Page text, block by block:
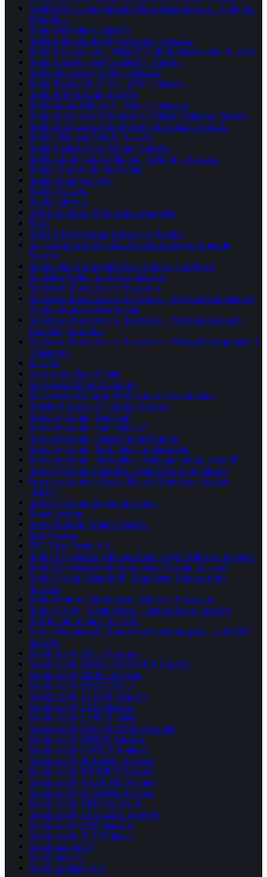
SIMPLEX Licencjonowane Biuro Rachunkowe – Łodej P. i
Wspólnicy
Sklep Bieliźniany, Staszów
Sklep Jubilerski Krystyna Łoboda, Staszów
Sklep Kosmetyczny „Wispol”, Galeria Staszowska, Staszów
Sklep Maraska Justyna Zaleśna, Staszów
Sklep Odzieżowy VINCI, Staszów
Sklep Przemysłowy S.C. „KM”, Staszów
Sklep PSB Mrówka Staszów
Sklep Samoobsługowy „Helena”, Staszów
Sklep Spożywczo-Przemysłowy Maria Olejarska, Staszów
Sklep Spożywczo-Przemysłowy Na Łąkach Staszów
Sklep z Bielizną Halpol, Staszów
Sklep Zielarski Dary Natury, Staszów
Sklep zoologiczno-wędkarski „u Magdy” Staszów
Sklepy i hurtownie budowlane
Sklepy motoryzacyjne
Sklepy Staszów
Służba zdrowia
SPAR Szydłów, P. W. Emilia Zarzycka
Sport
SPZOZ Przychodnia Zdrowia w Połańcu
Stacja Kontroli Pojazdów Trucker Grzegorz Stondzik
Staszów
Stajnia Nad Strumykiem Ewa Subocz, Korytnica
Stanisław Siatka, internista, Staszów
Starostwo Powiatowe w Staszowie
Starostwo Powiatowe w Staszowie – Wydział Administracji
Architektoniczno-Budowlanej
Starostwo Powiatowe w Staszowie – Wydział Geodezji i
Ewidencji Gruntów
Starostwo Powiatowe w Staszowie – Wydział Komunikacji i
Transportu
Staszów
Staszowska Buła Kebab
Staszowski Ośrodek Kultury
Staszowskie Centrum Medyczne w Koniemłotach
Stoisko Firmowe 4F Spokey Staszów
Stowarzyszenie „Buczyna”
Stowarzyszenie „Nad Ciekącą”
Stowarzyszenie „Nasza Gmina Bogoria”
Stowarzyszenie „Pro Civitas” w Staszowie
Stowarzyszenie „Szczeglice – tradycja, kultura, rozwój”
Stowarzyszenie Emerytów i Rencistów w Szydłowie
Stowarzyszenie na Rzecz Dzieci, Młodzieży i Rodzin
„Bliżej”
Stowarzyszenie Przyjaciół Łubnic
Straże pożarne
Strefa Dobrego Smaku Staszów
Strony www
STU Ergo Hestia S.A.
Studio Fryzjerskie „Metamorfoza” Edyta Walczyk, Połaniec
Studio Fryzjerskie i Solarium Aneta Strojna, Staszów
Studio Fryzur „Magda M” Magdalena Maruszewska,
Staszów
Studio Odnowy Biologicznej Mona w Staszowie
Studio Urody „Metamorfoza” Joanna Siwek, Staszów
Styl Jolanta Matacz, Staszów
Sylwia Bednarczyk, Pracownia Psychologiczna „ARCHE”
Staszów
Szkoła Jazdy ATUT Staszów
Szkoła Jazdy BIAŁA MRÓWKA Staszów
Szkoła Jazdy DRIFT Staszów
Szkoła Jazdy EFEKT Osiek
Szkoła Jazdy ELMOT Bogoria
Szkoła Jazdy LEX Staszów
Szkoła Jazdy LOTUS Osiek
Szkoła Jazdy MACHOWSKI Połaniec
Szkoła Jazdy MIREX Staszów
Szkoła Jazdy MOTOS Połaniec
Szkoła Jazdy POLMOT Staszów
Szkoła Jazdy PROMOT Staszów
Szkoła Jazdy RADCAR Połaniec
Szkoła Jazdy SLAWEK Staszów
Szkoła Jazdy ŻBIK Rytwiany
Szkoła Jazdy ZBYSZEK Szydłów
Szkoła Jazdy ZDZ Staszów
Szkoła Jazdy ZTE Połaniec
Szkolenia i kursy
Szkoły jazdy L
Szkoły podstawowe